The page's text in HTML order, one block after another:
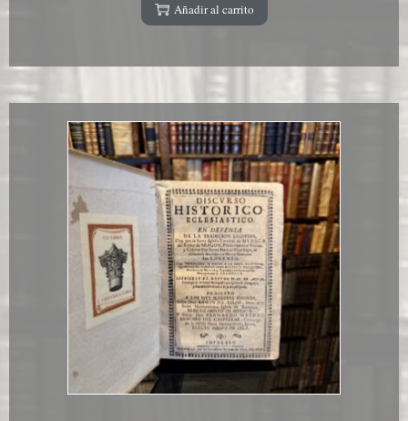
Añadir al carrito